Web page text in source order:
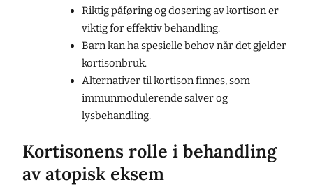
Riktig påføring og dosering av kortison er
viktig for effektiv behandling.
Barn kan ha spesielle behov når det gjelder
kortisonbruk.
Alternativer til kortison finnes, som
immunmodulerende salver og
lysbehandling.
Kortisonens rolle i behandling
av atopisk eksem